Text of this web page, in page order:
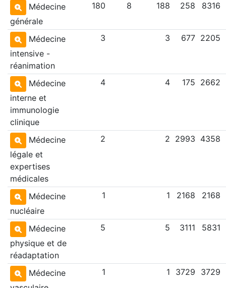
Médecine
générale
180 8 188 258 8316
Médecine
intensive -
réanimation
3 3 677 2205
Médecine
interne et
immunologie
clinique
4 4 175 2662
Médecine
légale et
expertises
médicales
2 2 2993 4358
Médecine
nucléaire
1 1 2168 2168
Médecine
physique et de
réadaptation
5 5 3111 5831
Médecine
1 1 3729 3729